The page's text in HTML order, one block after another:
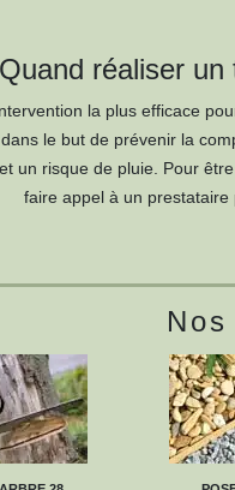
Quand réaliser
la plus efficace
le but de prévenir la
un risque de pluie. Pour
faire appel à un prestataire